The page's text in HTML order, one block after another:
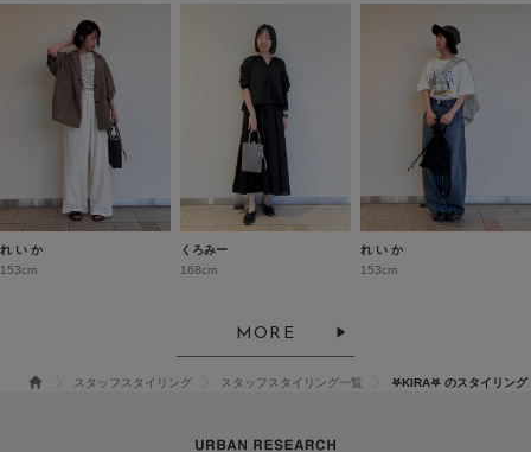
れ い か
153cm
くろみー
168cm
れ い か
153cm
MORE
スタッフスタイリング スタッフスタイリング一覧 𖤐KIRA𖤐 のスタイリング